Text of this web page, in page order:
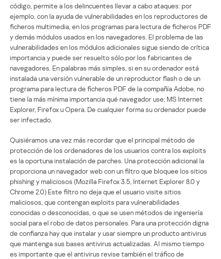
código, permite a los delincuentes llevar a cabo ataques: por
ejemplo, con la ayuda de vulnerabilidades en los reproductores de
ficheros multimedia, en los programas para lectura de ficheros PDF
y demás módulos usados en los navegadores. El problema de las
vulnerabilidades en los módulos adicionales sigue siendo de crítica
importancia y puede ser resuelto sólo por los fabricantes de
navegadores. En palabras más simples, si en su ordenador está
instalada una versión vulnerable de un reproductor flash o de un
programa para lectura de ficheros PDF de la compañía Adobe, no
tiene la más mínima importancia qué navegador use; MS Internet
Explorer, Firefox u Opera. De cualquier forma su ordenador puede
ser infectado.
Quisiéramos una vez más recordar que el principal método de
protección de los ordenadores de los usuarios contra los exploits
es la oportuna instalación de parches. Una protección adicional la
proporciona un navegador web con un filtro que bloquee los sitios
phishing y maliciosos (Mozilla Firefox 3.5, Internet Explorer 8.0 y
Chrome 2.0) Este filtro no deja que el usuario visite sitios
maliciosos, que contengan exploits para vulnerabilidades
conocidas o desconocidas, o que se usen métodos de ingeniería
social para el robo de datos personales. Para una protección digna
de confianza hay que instalar y usar siempre un producto antivirus
que mantenga sus bases antivirus actualizadas. Al mismo tiempo
es importante que el antivirus revise también el tráfico de